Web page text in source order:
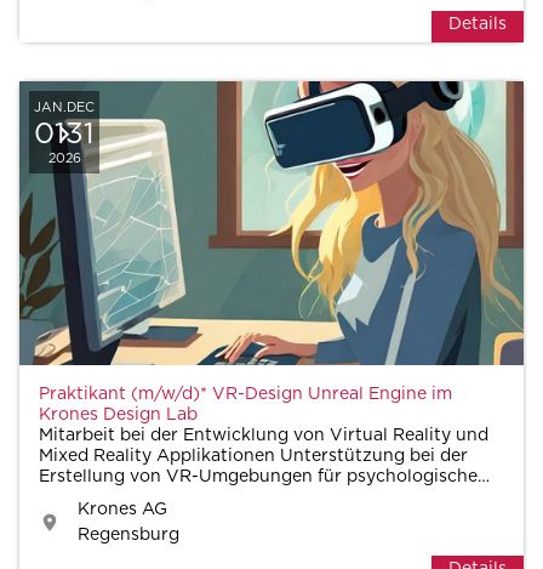
Details
JAN. DEC
0131
2026
Praktikant (m/w/d)* VR-Design Unreal Engine im
Krones Design Lab
Mitarbeit bei der Entwicklung von Virtual Reality und
Mixed Reality Applikationen Unterstützung bei der
Erstellung von VR-Umgebungen für psychologische
Aufbereitung von 3D-Modellen für Unreal Engine
Eigenständ
Krones AG
Regensburg